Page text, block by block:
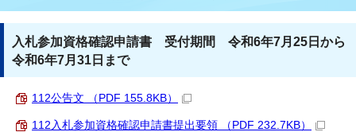
入札参加資格確認申請書 受付期間 令和6年7月25日から
令和6年7月31日まで
112公告文 （PDF 155.8KB）
112入札参加資格確認申請書提出要領 （PDF 232.7KB）